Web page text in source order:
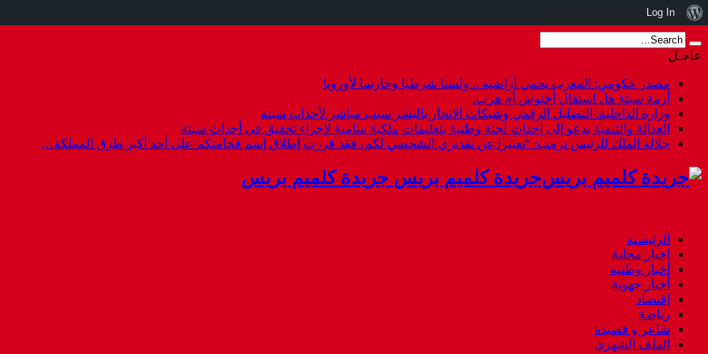
عاجـل
مصدر حكومي: المغرب يحمي أراضيه .. ولسنا شرطيا وحارسا لأوروبا
أزمة سبتة هل استقال أخنوش أم هرب.
وزارة الداخلية: التضليل الرقمي وشبكات الاتجار بالبشر سبب مباشر لأحداث سبتة
العدالة والتنمية يدعو إلى إحداث لجنة وطنية بتعليمات ملكية سامية لإجراء تحقيق في أحداث سبتة
جلالة الملك للرئيس ترمب: “تعبيرا عن تقديري الشخصي لكم، فقد قررت إطلاق إسم فخامتكم على أحد أكبر طرق المملكة…
جريدة كلميم بريس جريدة كلميم بريس
الرئيسية
اخبار محلية
أخبار وطنية
أخبار جهوية
إقتصاد
رياضة
شاعر و قصيدة
الملف الشهري
نبذة
عن
ووردبريس
Log In